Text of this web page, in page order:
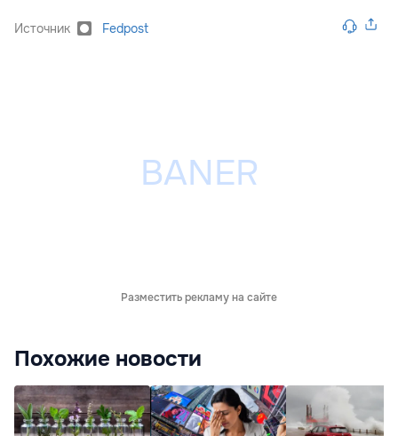
Источник Fedpost
Разместить рекламу на сайте
Похожие новости